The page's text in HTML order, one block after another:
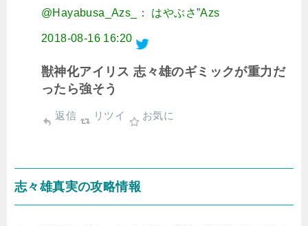
@Hayabusa_Azs_： はやぶさ”Azs
2018-08-16 16:20
獣神化アイリス 志々雄のギミックが重力だ
ったら強そう
返信 リツイ お気に
志々雄真実の攻略情報